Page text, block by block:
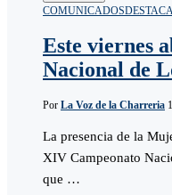
COMUNICADOS
Este viernes
Nacional de
Por La Voz de la Charreria
La presencia de la
XIV Campeonato
que …